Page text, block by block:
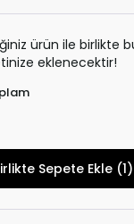
ürün ile birlikte
eklenecektir!
Sepete Ekle (1)